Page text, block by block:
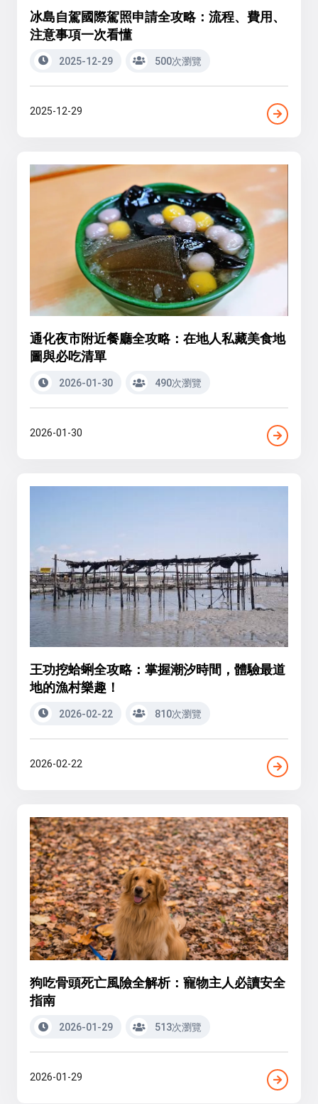
冰島自駕國際駕照申請全攻略：流程、費用、
注意事項一次看懂
2025-12-29 500次瀏覽
2025-12-29
通化夜市附近餐廳全攻略：在地人私藏美食地
圖與必吃清單
2026-01-30 490次瀏覽
2026-01-30
王功挖蛤蜊全攻略：掌握潮汐時間，體驗最道
地的漁村樂趣！
2026-02-22 810次瀏覽
2026-02-22
狗吃骨頭死亡風險全解析：寵物主人必讀安全
指南
2026-01-29 513次瀏覽
2026-01-29